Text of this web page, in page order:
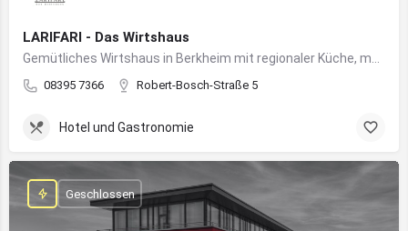
LARIFARI - Das Wirtshaus
08395 7366 Robert-Bosch-Straße 5
Hotel und Gastronomie
Geschlossen